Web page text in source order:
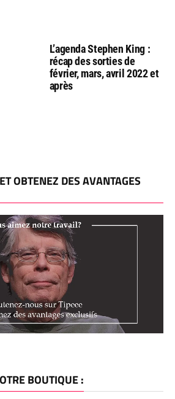
L’agenda Stephen King :
récap des sorties de
février, mars, avril 2022 et
après
OBTENEZ DES AVANTAGES
BOUTIQUE :